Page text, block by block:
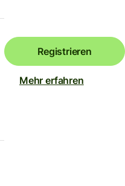
Registrieren
Mehr erfahren